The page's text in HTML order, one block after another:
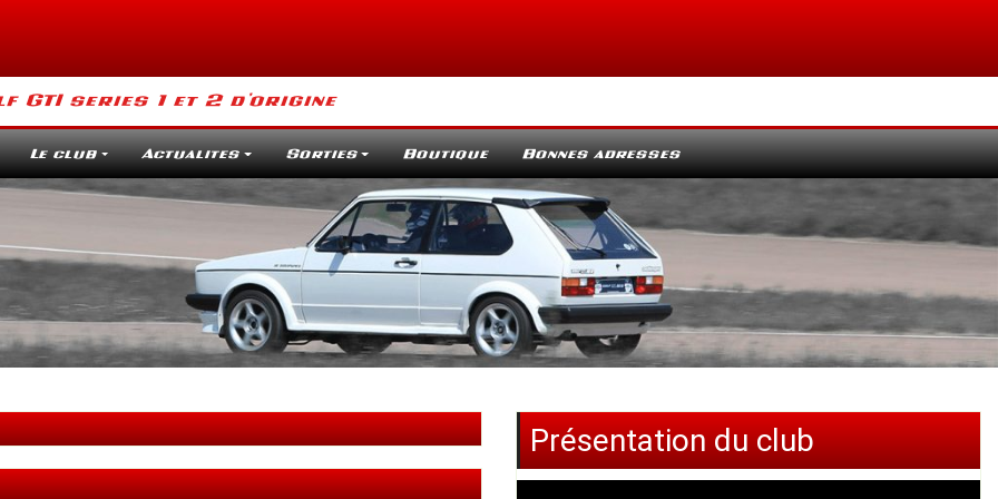
GTI series 1 et 2 d'origine
Le club Actualites Sorties Boutique Bonnes adresses
Présentation du club